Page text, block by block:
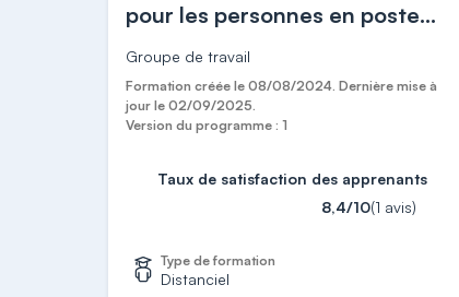
pour les personnes en poste
depuis 1 à 3 ans
Groupe de travail
Formation créée le 08/08/2024. Dernière mise à
jour le 02/09/2025.
Version du programme : 1
Taux de satisfaction des apprenants
8,4/10(1 avis)
Type de formation
Distanciel